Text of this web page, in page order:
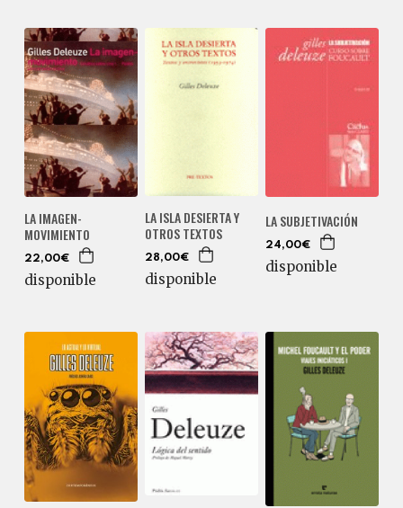
LA IMAGEN-
MOVIMIENTO
22,00€
disponible
LA ISLA DESIERTA Y
OTROS TEXTOS
28,00€
disponible
LA SUBJETIVACIÓN
24,00€
disponible